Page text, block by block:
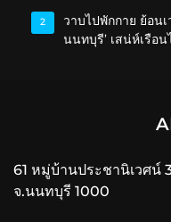
2
วาบไปพักกาย ย้อน
นนทบุรี’ เสน่ห์เรือ
61 หมู่บ้านประชานิเวศน์
จ.นนทบุรี 1000